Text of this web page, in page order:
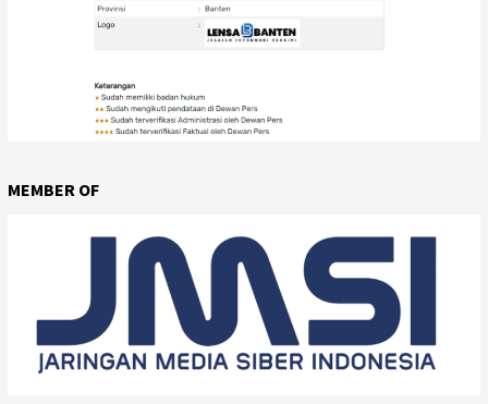
MEMBER OF